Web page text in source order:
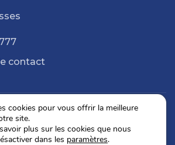
contact
de confidentialité
Mentions légales
cookies pour vous offrir la meilleure
site.
plus sur les cookies que nous
dans les paramètres.